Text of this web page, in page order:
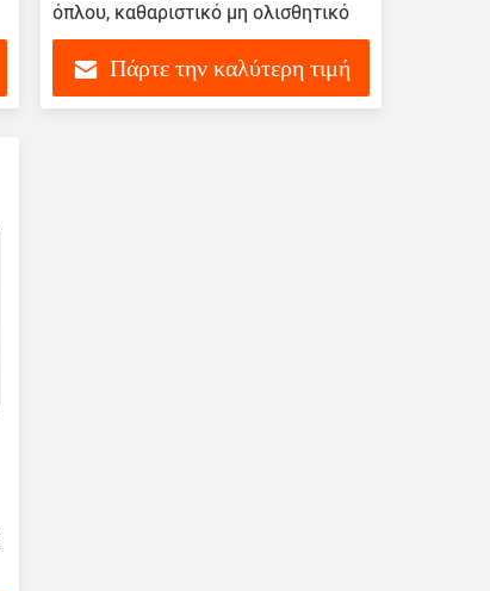
όπλου, καθαριστικό μη ολισθητικό
Πάρτε την καλύτερη τιμή